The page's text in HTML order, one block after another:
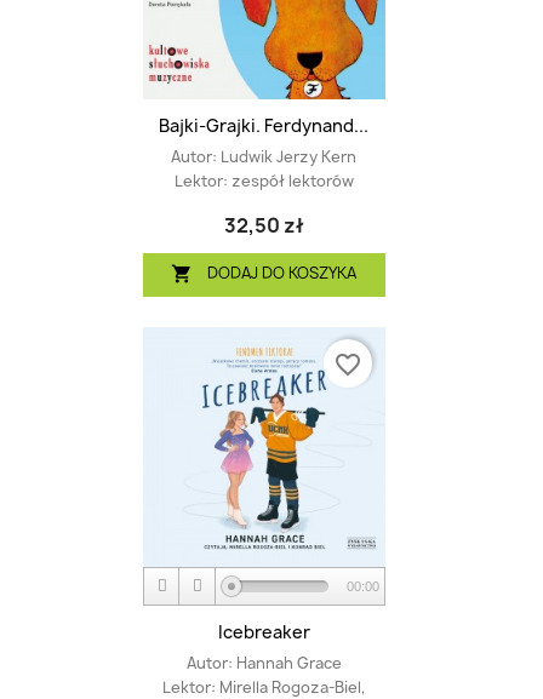
Bajki-Grajki. Ferdynand...
Autor: Ludwik Jerzy Kern
Lektor: zespół lektorów
32,50 zł
 DODAJ DO KOSZYKA
00:00
Icebreaker
Autor: Hannah Grace
Lektor: Mirella Rogoza-Biel,
favorite_border